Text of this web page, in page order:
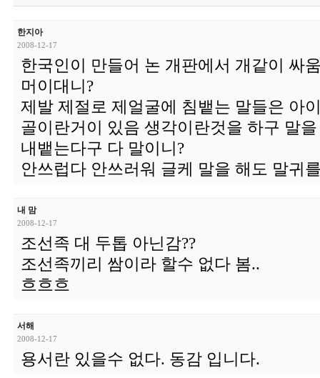
한지아
2008-12-17
한국인이 만들어 논 개판에서 개같이 싸
머이대니?
제발 제절로 제얼굴에 침뱉는 말들은 아
골이란거이 있음 생각이란것을 하구 말
내뱉는다구 다 말이니?
안쓰럽다 안쓰러워 글케 말을 해도 말귀
내 맘
2008-12-17
조선족 대 두톱 아닌감??
조선족끼리 쌈이라 할수 없다 봄..
흐흐흐
서해
2008-12-17
용서란 있을수 없다. 동감 입니다.